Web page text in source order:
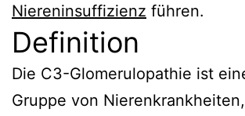
Niereninsuffizienz führen.
Definition
Die C3-Glomerulopathie ist
Gruppe von